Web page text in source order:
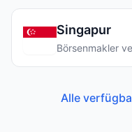
Singapur
Börsenmakler
Alle